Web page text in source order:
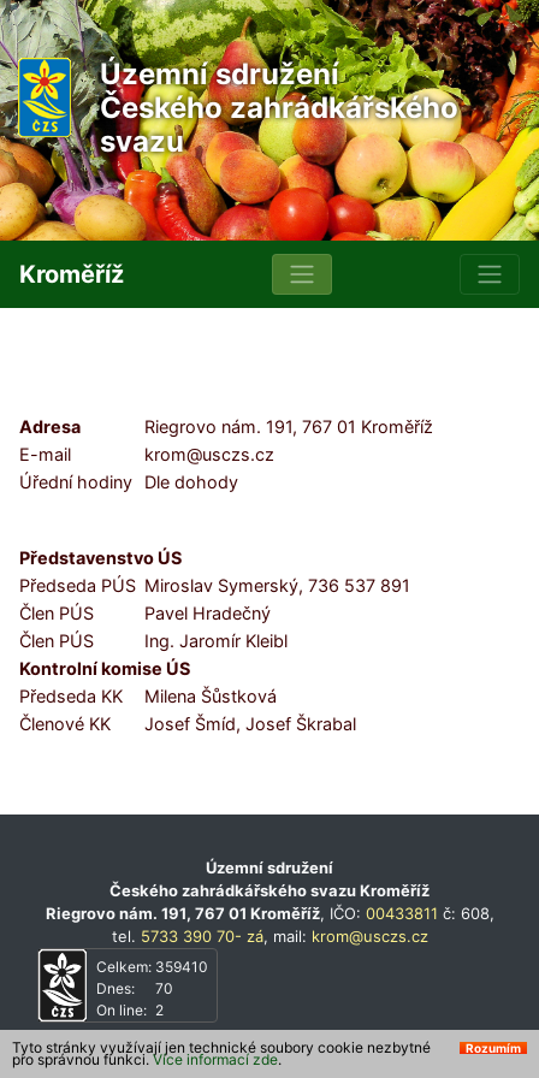
Územní sdružení
Českého zahrádkářského
svazu
Kroměříž
Adresa
Riegrovo nám. 191, 767 01 Kroměříž
E-mail
krom@usczs.cz
Úřední hodiny
Dle dohody
Představenstvo ÚS
Předseda PÚS Miroslav Symerský, 736 537 891
Člen PÚS
Pavel Hradečný
Člen PÚS
Ing. Jaromír Kleibl
Kontrolní komise ÚS
Předseda KK
Milena Šůstková
Členové KK
Josef Šmíd, Josef Škrabal
Územní sdružení
Českého zahrádkářského svazu Kroměříž
Riegrovo nám. 191, 767 01 Kroměříž, IČO: 00433811 č: 608,
tel. 5733 390 70- zá, mail: krom@usczs.cz
Celkem:
Dnes:
On line:
359410
70
2
Rozumím
Tyto stránky využívají jen technické soubory cookie nezbytné
pro správnou funkci. Více informací zde.